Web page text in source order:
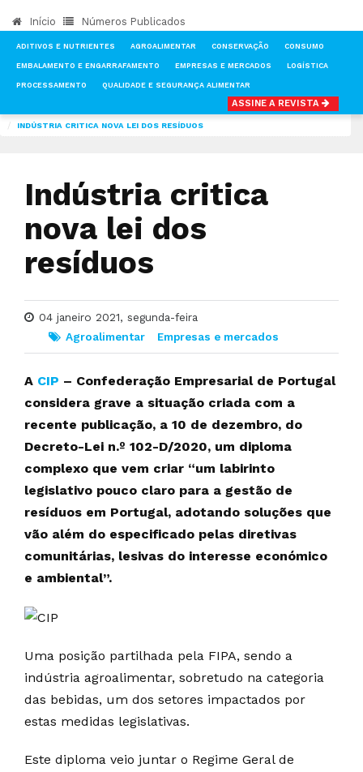
Início Números Publicados
ADITIVOS E NUTRIENTES AGROALIMENTAR CONSERVAÇÃO CONSUMO
EMBALAMENTO E ENGARRAFAMENTO EMPRESAS E MERCADOS LOGÍSTICA
PROCESSAMENTO QUALIDADE E SEGURANÇA ALIMENTAR
ASSINE A REVISTA
INDÚSTRIA CRITICA NOVA LEI DOS RESÍDUOS
Indústria critica
nova lei dos
resíduos
04 janeiro 2021, segunda-feira
Agroalimentar
Empresas e mercados
A CIP – Confederação Empresarial de Portugal
considera grave a situação criada com a
recente publicação, a 10 de dezembro, do
Decreto-Lei n.º 102-D/2020, um diploma
complexo que vem criar “um labirinto
legislativo pouco claro para a gestão de
resíduos em Portugal, adotando soluções que
vão além do especificado pelas diretivas
comunitárias, lesivas do interesse económico
e ambiental”.
Uma posição partilhada pela FIPA, sendo a
indústria agroalimentar, sobretudo na categoria
das bebidas, um dos setores impactados por
estas medidas legislativas.
Este diploma veio juntar o Regime Geral de